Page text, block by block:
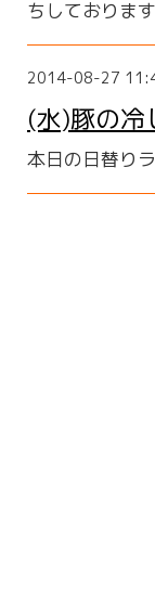
ちしておりま
2014-08-27
(水)豚の冷
本日の日替り